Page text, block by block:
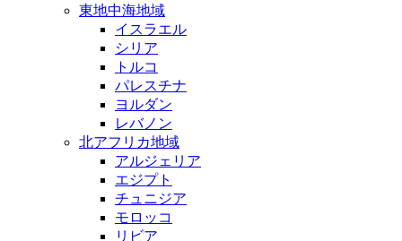
東地中海地域
イスラエル
シリア
トルコ
パレスチナ
ヨルダン
レバノン
北アフリカ地域
アルジェリア
エジプト
チュニジア
モロッコ
リビア